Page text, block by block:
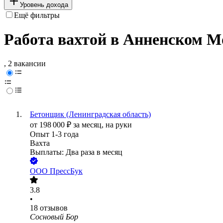
Уровень дохода
Ещё фильтры
Работа вахтой в Анненском
, 2 вакансии
Бетонщик (Ленинградская область)
от 198 000 ₽ за месяц, на руки
Опыт 1-3 года
Вахта
Выплаты: Два раза в месяц
ООО ПрессБук
3.8
•
18 отзывов
Сосновый Бор